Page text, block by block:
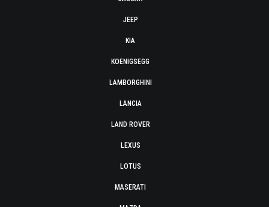
JEEP
KIA
KOENIGSEGG
LAMBORGHINI
LANCIA
LAND ROVER
LEXUS
LOTUS
MASERATI